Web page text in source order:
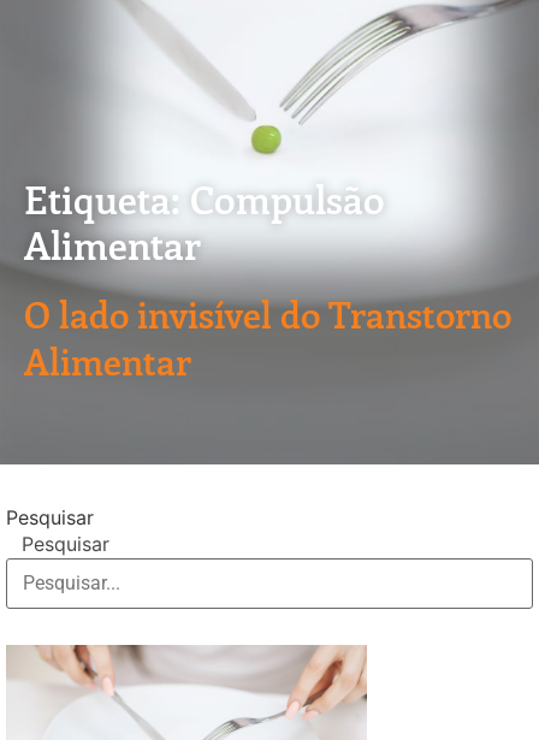
Etiqueta: Compulsão
Alimentar
O lado invisível do Transtorno
Alimentar
Pesquisar
Pesquisar